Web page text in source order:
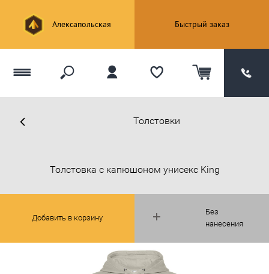
Алексапольская Быстрый заказ
Толстовки
Без
нанесения
Толстовка с капюшоном унисекс King
Добавить в корзину